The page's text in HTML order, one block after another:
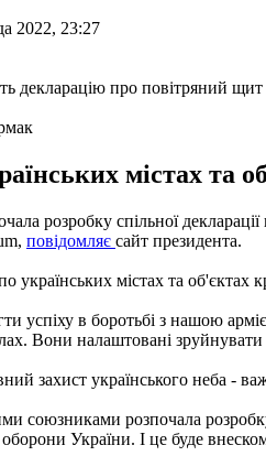
2022, 23:27
містах
розробку спільної
повідомляє сайт президента.
українських містах та
успіху в боротьбі з нашою
Вони налаштовані
захист українського неба -
союзниками розпочала
України. І це буде